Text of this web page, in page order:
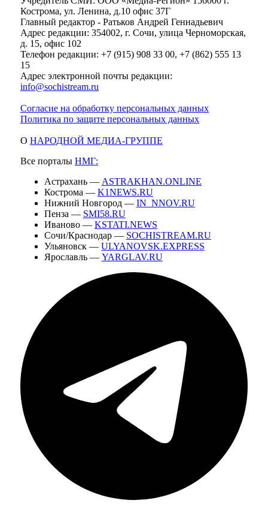
Кострома, ул. Ленина, д.10 офис 37Г
Главный редактор - Ратьков Андрей Геннадьевич
Адрес редакции: 354002, г. Сочи, улица Черноморская,
д. 15, офис 102
Телефон редакции: +7 (915) 908 33 00, +7 (862) 555 13
15
Адрес электронной почты редакции:
info@sochistream.ru
Согласие на обработку персональных данных
Политика по защите персональных данных
О НАРОДНОЙ МЕДИА-ГРУППЕ
Все порталы НМГ:
Астрахань — ASTRAKHAN.ONLINE
Кострома — K1NEWS.RU
Нижний Новгород — IN_NNOV.RU
Пенза — SMI58.RU
Иваново — KSTATI.NEWS
Сочи/Краснодар — SOCHISTREAM.RU
Ульяновск — ULYANOVSK.EXPRESS
Ярославль — YARGLAV.RU